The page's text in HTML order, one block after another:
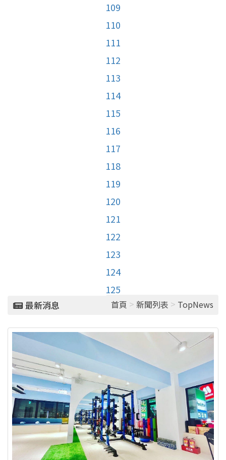
109
110
111
112
113
114
115
116
117
118
119
120
121
122
123
124
125
最新消息 首頁 > 新聞列表 > TopNews